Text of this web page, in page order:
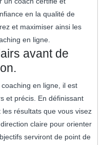
en la qualité de
et maximiser ainsi les
en ligne.
avant de
en ligne, il est
et précis. En définissant
résultats que vous visez
claire pour orienter
serviront de point de